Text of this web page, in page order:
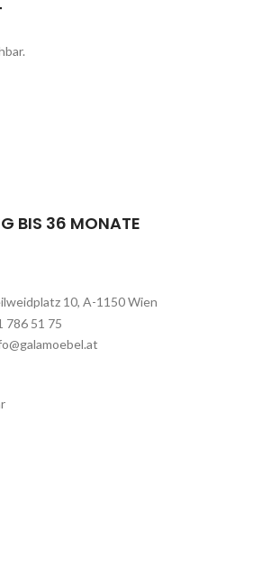
BIS 36 MONATE
10, A-1150 Wien
786 51 75